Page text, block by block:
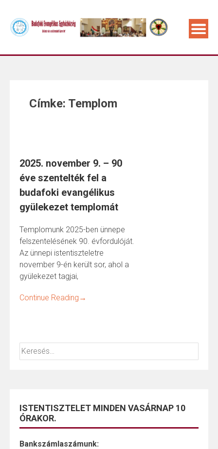
Címke: Templom
2025. november 9. – 90
éve szentelték fel a
budafoki evangélikus
gyülekezet templomát
Templomunk 2025-ben ünnepe
felszentelésének 90. évfordulóját.
Az ünnepi istentiszteletre
november 9-én került sor, ahol a
gyülekezet tagjai,
Continue Reading →
ISTENTISZTELET MINDEN VASÁRNAP 10
ÓRAKOR.
Bankszámlaszámunk: